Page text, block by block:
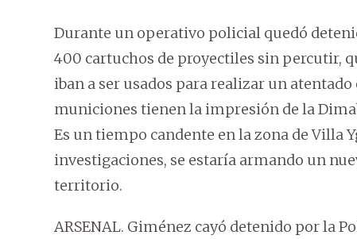
Durante un operativo policial quedó
400 cartuchos de proyectiles sin percutir,
iban a ser usados para realizar un
municiones tienen la impresión de la
Es un tiempo candente en la zona de Villa
investigaciones, se estaría armando un
territorio.
ARSENAL. Giménez cayó detenido por la